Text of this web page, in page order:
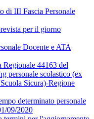
di III Fascia Personale
per il giorno
Docente e ATA
Regionale 44163 del
personale scolastico (ex
Sicura)-Regione
determinato personale
09/2020